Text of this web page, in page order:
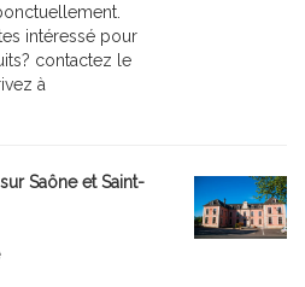
intéressé pour
contactez le
à
Saône et Saint-